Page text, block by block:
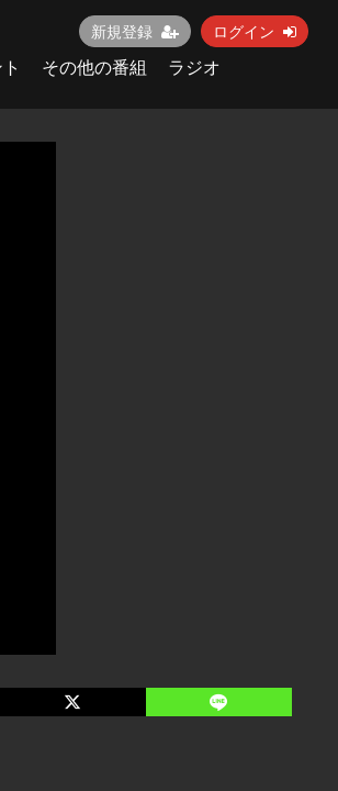
新規登録 ログイン
その他の番組
ラジオ